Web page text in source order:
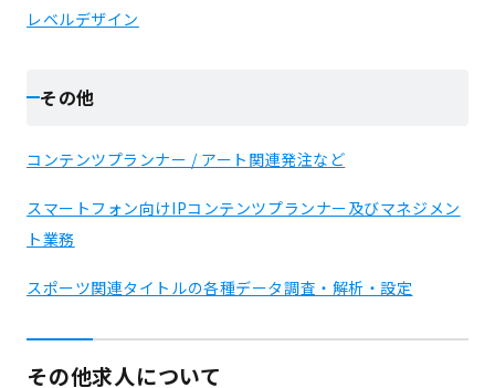
レベルデザイン
その他
コンテンツプランナー / アート関連発注など
スマートフォン向けIPコンテンツプランナー及びマネジメン
ト業務
スポーツ関連タイトルの各種データ調査・解析・設定
その他求人について